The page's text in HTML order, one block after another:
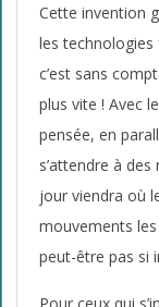
Cette invention
les technologies
c’est sans
plus vite ! Avec
pensée, en
s’attendre à
jour viendra où
mouvements les
peut-être pas si